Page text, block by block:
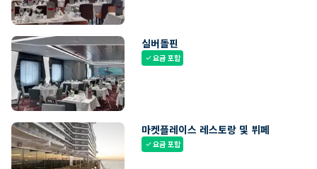
실버돌핀
check요금 포함
마켓플레이스 레스토랑 및 뷔페
check요금 포함